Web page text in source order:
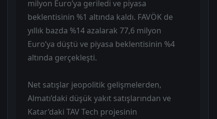
milyon Euro’ya geriledi ve piyasa
beklentisinin %1 altında kaldı. FAVÖK de
yıllık bazda %14 azalarak 77,6 milyon
Euro’ya düştü ve piyasa beklentisinin %4
altında gerçekleşti.
Net satışlar jeopolitik gelişmelerden,
Almatı’daki düşük yakıt satışlarından ve
Katar’daki TAV Tech projesinin